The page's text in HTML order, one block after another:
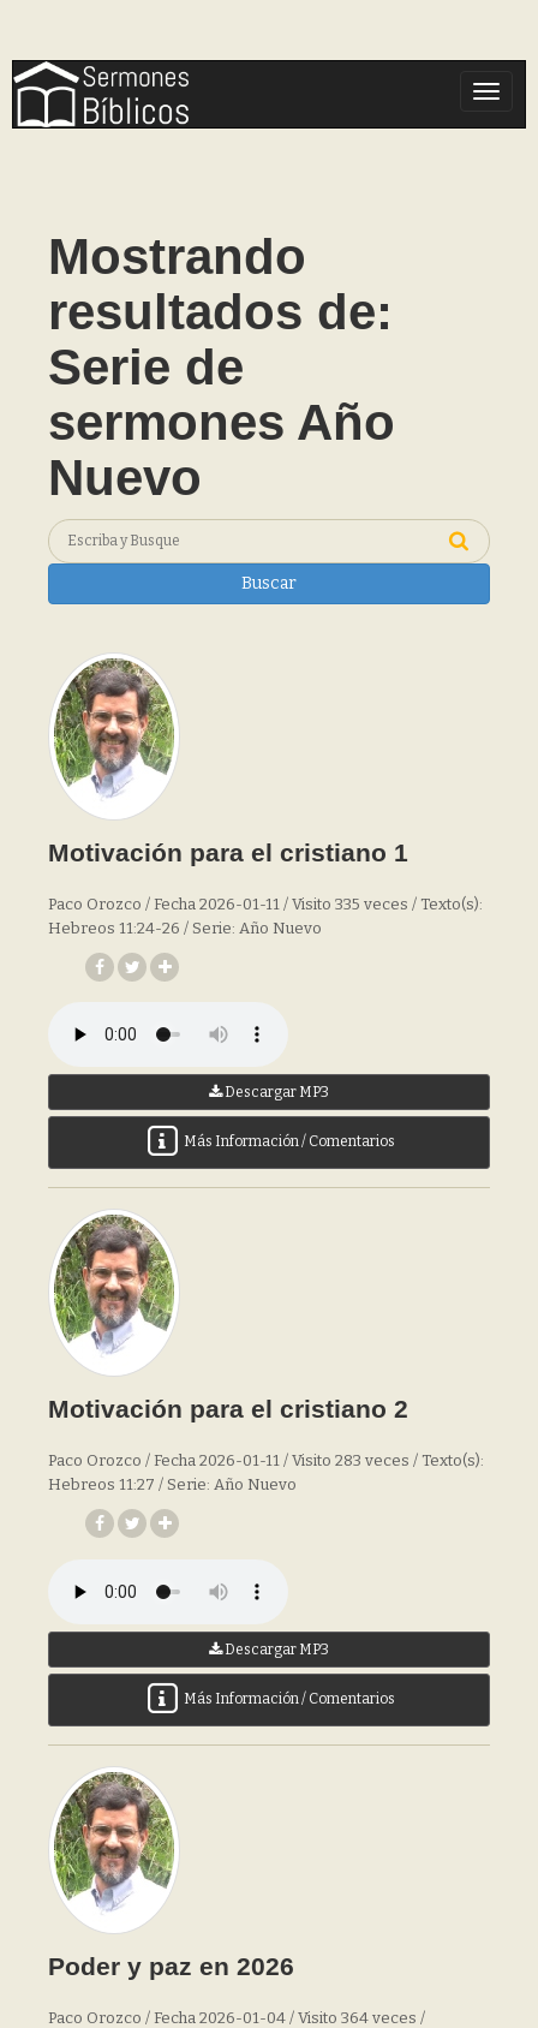
Mostrando
resultados de:
Serie de
sermones Año
Nuevo
Buscar
Motivación para el cristiano 1
Paco Orozco / Fecha 2026-01-11 / Visito 335 veces / Texto(s):
Hebreos 11:24-26 / Serie: Año Nuevo
Descargar MP3
Más Información / Comentarios
Motivación para el cristiano 2
Paco Orozco / Fecha 2026-01-11 / Visito 283 veces / Texto(s):
Hebreos 11:27 / Serie: Año Nuevo
Descargar MP3
Más Información / Comentarios
Poder y paz en 2026
Paco Orozco / Fecha 2026-01-04 / Visito 364 veces /